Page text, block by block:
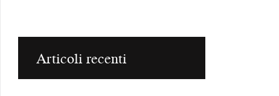
Articoli recenti